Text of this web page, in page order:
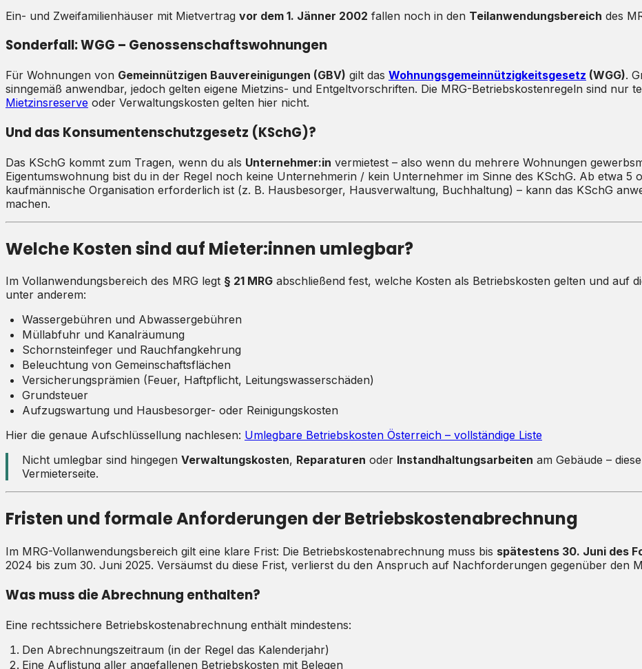
Ein- und Zweifamilienhäuser mit Mietvertrag vor dem 1. Jänner 2002 fallen noch in den Teilanwendungsbereich des
Sonderfall: WGG – Genossenschaftswohnungen
Für Wohnungen von Gemeinnützigen Bauvereinigungen (GBV) gilt das Wohnungsgemeinnützigkeitsgesetz (WGG).
sinngemäß anwendbar, jedoch gelten eigene Mietzins- und Entgeltvorschriften. Die MRG-Betriebskostenregeln sind nur
Mietzinsreserve oder Verwaltungskosten gelten hier nicht.
Und das Konsumentenschutzgesetz (KSchG)?
Das KSchG kommt zum Tragen, wenn du als Unternehmer:in vermietest – also wenn du mehrere Wohnungen
Eigentumswohnung bist du in der Regel noch keine Unternehmerin / kein Unternehmer im Sinne des KSchG. Ab etwa
kaufmännische Organisation erforderlich ist (z. B. Hausbesorger, Hausverwaltung, Buchhaltung) – kann das KSchG
machen.
Welche Kosten sind auf Mieter:innen umlegbar?
Im Vollanwendungsbereich des MRG legt § 21 MRG abschließend fest, welche Kosten als Betriebskosten gelten und auf
unter anderem:
Wassergebühren und Abwassergebühren
Müllabfuhr und Kanalräumung
Schornsteinfeger und Rauchfangkehrung
Beleuchtung von Gemeinschaftsflächen
Versicherungsprämien (Feuer, Haftpflicht, Leitungswasserschäden)
Grundsteuer
Aufzugswartung und Hausbesorger- oder Reinigungskosten
Hier die genaue Aufschlüssellung nachlesen: Umlegbare Betriebskosten Österreich – vollständige Liste
Nicht umlegbar sind hingegen Verwaltungskosten, Reparaturen oder Instandhaltungsarbeiten am Gebäude –
Vermieterseite.
Fristen und formale Anforderungen der Betriebskostenabrechnung
Im MRG-Vollanwendungsbereich gilt eine klare Frist: Die Betriebskostenabrechnung muss bis spätestens 30. Juni des
2024 bis zum 30. Juni 2025. Versäumst du diese Frist, verlierst du den Anspruch auf Nachforderungen gegenüber den
Was muss die Abrechnung enthalten?
Eine rechtssichere Betriebskostenabrechnung enthält mindestens:
Den Abrechnungszeitraum (in der Regel das Kalenderjahr)
Eine Auflistung aller angefallenen Betriebskosten mit Belegen